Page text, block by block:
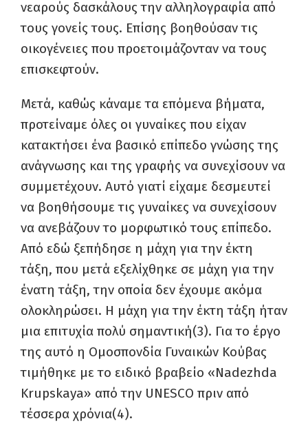
νεαρούς δασκάλους την αλληλογραφία από
τους γονείς τους. Επίσης βοηθούσαν τις
οικογένειες που προετοιμάζονταν να τους
επισκεφτούν.
Μετά, καθώς κάναμε τα επόμενα βήματα,
προτείναμε όλες οι γυναίκες που είχαν
κατακτήσει ένα βασικό επίπεδο γνώσης της
ανάγνωσης και της γραφής να συνεχίσουν να
συμμετέχουν. Αυτό γιατί είχαμε δεσμευτεί
να βοηθήσουμε τις γυναίκες να συνεχίσουν
να ανεβάζουν το μορφωτικό τους επίπεδο.
Από εδώ ξεπήδησε η μάχη για την έκτη
τάξη, που μετά εξελίχθηκε σε μάχη για την
ένατη τάξη, την οποία δεν έχουμε ακόμα
ολοκληρώσει. Η μάχη για την έκτη τάξη ήταν
μια επιτυχία πολύ σημαντική(3). Για το έργο
της αυτό η Ομοσπονδία Γυναικών Κούβας
τιμήθηκε με το ειδικό βραβείο «Nadezhda
Krupskaya» από την UNESCO πριν από
τέσσερα χρόνια(4).